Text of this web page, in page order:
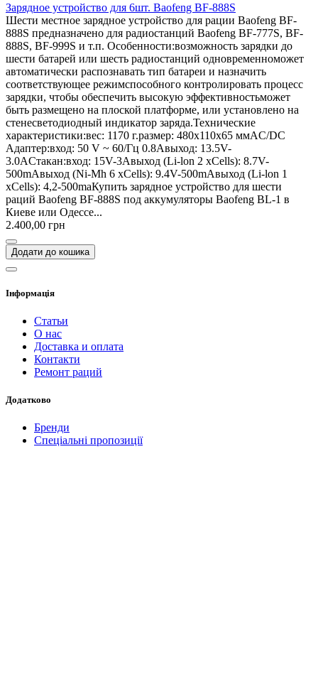
Зарядное устройство для 6шт. Baofeng BF-888S
Шести местное зарядное устройство для рации Baofeng BF-
888S предназначено для радиостанций Baofeng BF-777S, BF-
888S, BF-999S и т.п. Особенности:возможность зарядки до
шести батарей или шесть радиостанций одновременноможет
автоматически распознавать тип батареи и назначить
соответствующее режимспособного контролировать процесс
зарядки, чтобы обеспечить высокую эффективностьможет
быть размещено на плоской платформе, или установлено на
стенесветодиодный индикатор заряда.Технические
характеристики:вес: 1170 г.размер: 480x110x65 ммAC/DC
Адаптер:вход: 50 V ~ 60/Гц 0.8Aвыход: 13.5V-
3.0AСтакан:вход: 15V-3Aвыход (Li-lon 2 xCells): 8.7V-
500mAвыход (Ni-Mh 6 xCells): 9.4V-500mAвыход (Li-lon 1
xCells): 4,2-500maКупить зарядное устройство для шести
раций Baofeng BF-888S под аккумуляторы Baofeng BL-1 в
Киеве или Одессе...
2.400,00 грн
Додати до кошика
Інформація
Статьи
О нас
Доставка и оплата
Контакти
Ремонт раций
Додатково
Бренди
Спеціальні пропозиції